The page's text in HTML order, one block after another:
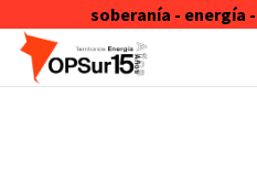
soberanía - energía
Skip to content